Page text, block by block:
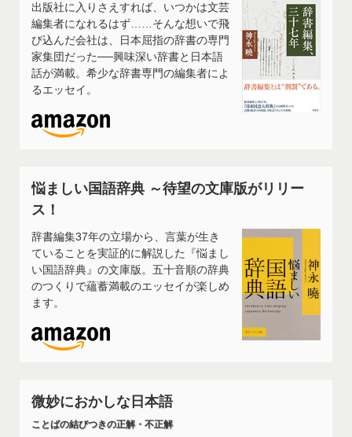
出版社に入りさえすれば、いつかは文芸
編集者になれるはず……そんな想いで飛
び込んだ会社は、日本屈指の辞書の専門
家集団だった──興味深い辞書と日本語
話が満載。希少な辞書専門の編集者によ
るエッセイ。
悩ましい国語辞典 ～待望の文庫版がリリー
ス！
辞書編集37年の立場から、言葉が生き
ていることを実証的に解説した『悩まし
い国語辞典』の文庫版。五十音順の辞典
のつくりで蘊蓄満載のエッセイが楽しめ
ます。
微妙におかしな日本語
ことばの結びつきの正解・不正解